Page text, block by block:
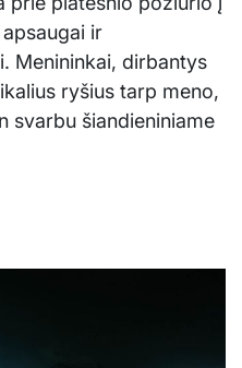
ir
Menininkai, dirbantys
ryšius tarp meno,
svarbu šiandieniniame